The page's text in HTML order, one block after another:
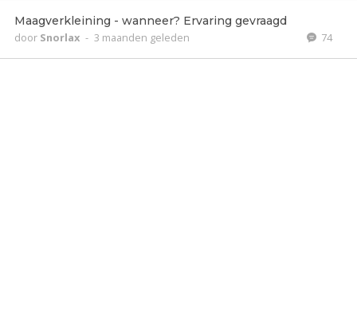
Maagverkleining - wanneer? Ervaring gevraagd
door Snorlax - 3 maanden geleden 74